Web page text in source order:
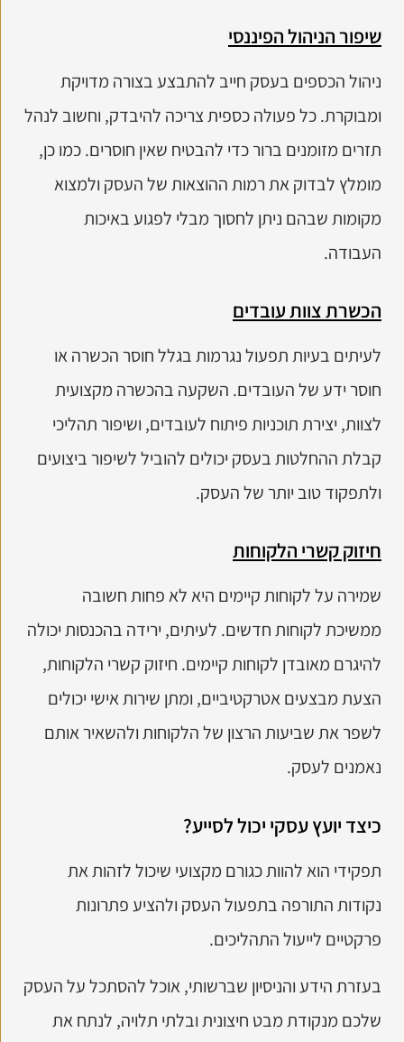
שיפור הניהול הפיננסי
ניהול הכספים בעסק חייב להתבצע בצורה מדויקת
ומבוקרת. כל פעולה כספית צריכה להיבדק, וחשוב לנהל
תזרים מזומנים ברור כדי להבטיח שאין חוסרים. כמו כן,
מומלץ לבדוק את רמות ההוצאות של העסק ולמצוא
מקומות שבהם ניתן לחסוך מבלי לפגוע באיכות
העבודה.
הכשרת צוות עובדים
לעיתים בעיות תפעול נגרמות בגלל חוסר הכשרה או
חוסר ידע של העובדים. השקעה בהכשרה מקצועית
לצוות, יצירת תוכניות פיתוח לעובדים, ושיפור תהליכי
קבלת ההחלטות בעסק יכולים להוביל לשיפור ביצועים
ולתפקוד טוב יותר של העסק.
חיזוק קשרי הלקוחות
שמירה על לקוחות קיימים היא לא פחות חשובה
ממשיכת לקוחות חדשים. לעיתים, ירידה בהכנסות יכולה
להיגרם מאובדן לקוחות קיימים. חיזוק קשרי הלקוחות,
הצעת מבצעים אטרקטיביים, ומתן שירות אישי יכולים
לשפר את שביעות הרצון של הלקוחות ולהשאיר אותם
נאמנים לעסק.
כיצד יועץ עסקי יכול לסייע?
תפקידי הוא להוות כגורם מקצועי שיכול לזהות את
נקודות התורפה בתפעול העסק ולהציע פתרונות
פרקטיים לייעול התהליכים.
בעזרת הידע והניסיון שברשותי, אוכל להסתכל על העסק
שלכם מנקודת מבט חיצונית ובלתי תלויה, לנתח את